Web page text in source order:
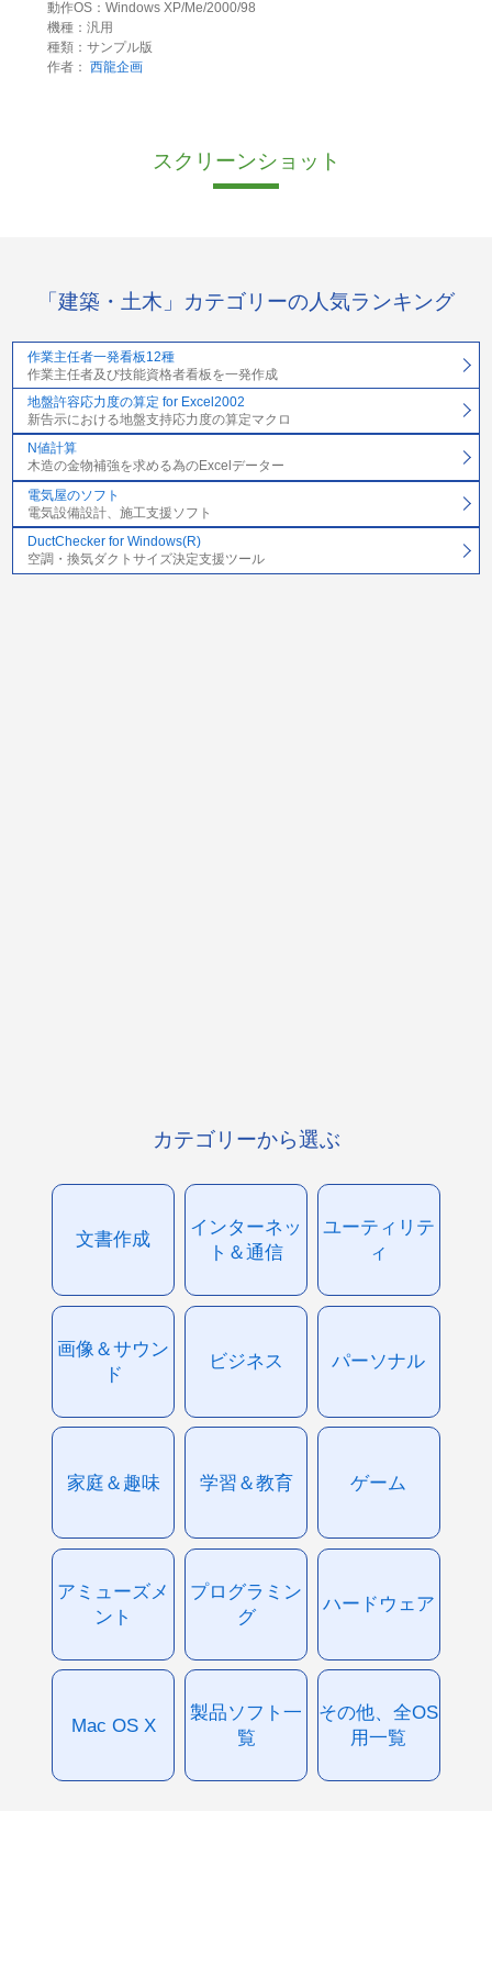
動作OS：Windows XP/Me/2000/98
機種：汎用
種類：サンプル版
作者： 西龍企画
スクリーンショット
「建築・土木」カテゴリーの人気ランキング
作業主任者一発看板12種
作業主任者及び技能資格者看板を一発作成
地盤許容応力度の算定 for Excel2002
新告示における地盤支持応力度の算定マクロ
N値計算
木造の金物補強を求める為のExcelデーター
電気屋のソフト
電気設備設計、施工支援ソフト
DuctChecker for Windows(R)
空調・換気ダクトサイズ決定支援ツール
カテゴリーから選ぶ
文書作成
インターネッ
ト＆通信
ユーティリテ
ィ
画像＆サウン
ド
ビジネス パーソナル
家庭＆趣味 学習＆教育 ゲーム
アミューズメ
ント
プログラミン
グ
ハードウェア
Mac OS X
製品ソフト一
覧
その他、全OS
用一覧